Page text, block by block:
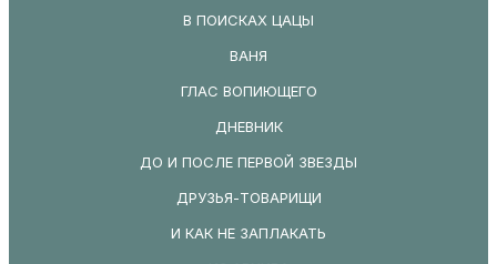
В ПОИСКАХ ЦАЦЫ
ВАНЯ
ГЛАС ВОПИЮЩЕГО
ДНЕВНИК
ДО И ПОСЛЕ ПЕРВОЙ ЗВЕЗДЫ
ДРУЗЬЯ-ТОВАРИЩИ
И КАК НЕ ЗАПЛАКАТЬ